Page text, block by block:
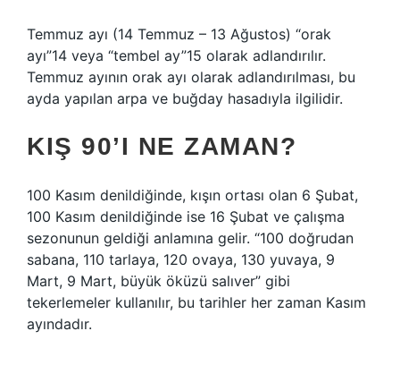
Temmuz ayı (14 Temmuz – 13 Ağustos) “orak
ayı”14 veya “tembel ay”15 olarak adlandırılır.
Temmuz ayının orak ayı olarak adlandırılması, bu
ayda yapılan arpa ve buğday hasadıyla ilgilidir.
KIŞ 90’I NE ZAMAN?
100 Kasım denildiğinde, kışın ortası olan 6 Şubat,
100 Kasım denildiğinde ise 16 Şubat ve çalışma
sezonunun geldiği anlamına gelir. “100 doğrudan
sabana, 110 tarlaya, 120 ovaya, 130 yuvaya, 9
Mart, 9 Mart, büyük öküzü salıver” gibi
tekerlemeler kullanılır, bu tarihler her zaman Kasım
ayındadır.